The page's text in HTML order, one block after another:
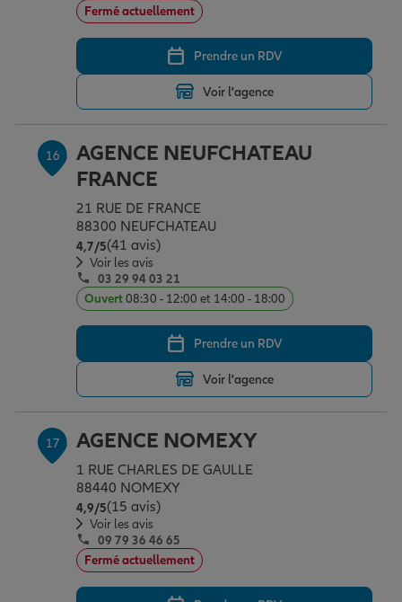
Fermé actuellement
Prendre un RDV
Voir l'agence
16
AGENCE NEUFCHATEAU
FRANCE
21 RUE DE FRANCE
88300 NEUFCHATEAU
4,7/5Note de 4.7 sur 5
(41 avis)
Voir les avis
03 29 94 03 21
Ouvert08:30 - 12:00 et 14:00 - 18:00
Prendre un RDV
Voir l'agence
17 AGENCE NOMEXY
1 RUE CHARLES DE GAULLE
88440 NOMEXY
4,9/5Note de 4.9 sur 5
(15 avis)
Voir les avis
09 79 36 46 65
Fermé actuellement